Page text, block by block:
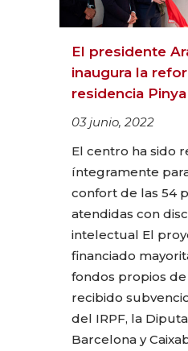
El presidente
inaugura la
residencia
03 junio, 2022
El centro ha sido
íntegramente
confort de las 54
atendidas con
intelectual El
financiado
fondos propios de
recibido
del IRPF, la
Barcelona y